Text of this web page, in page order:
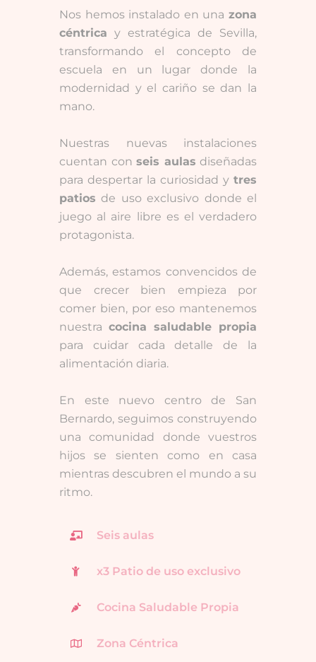
Nos hemos instalado en una zona
céntrica y estratégica de Sevilla,
transformando el concepto de
escuela en un lugar donde la
modernidad y el cariño se dan la
mano.
Nuestras nuevas instalaciones
cuentan con seis aulas diseñadas
para despertar la curiosidad y tres
patios de uso exclusivo donde el
juego al aire libre es el verdadero
protagonista.
Además, estamos convencidos de
que crecer bien empieza por
comer bien, por eso mantenemos
nuestra cocina saludable propia
para cuidar cada detalle de la
alimentación diaria.
En este nuevo centro de San
Bernardo, seguimos construyendo
una comunidad donde vuestros
hijos se sienten como en casa
mientras descubren el mundo a su
ritmo.
Seis aulas
x3 Patio de uso exclusivo
Cocina Saludable Propia
Zona Céntrica